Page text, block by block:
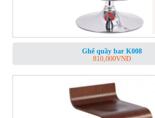
Ghế quầy bar K008
810,000VNĐ